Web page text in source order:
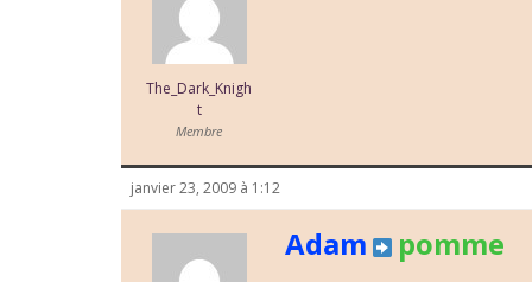
The_Dark_Knigh
t
Membre
janvier 23, 2009 à 1:12
Adam pomme